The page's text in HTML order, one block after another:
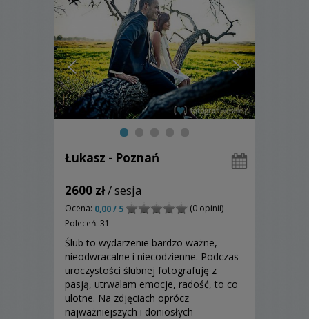
Łukasz - Poznań
2600 zł/ sesja
Ocena: 0,00 / 5
(0 opinii)
Poleceń: 31
Ślub to wydarzenie bardzo ważne,
nieodwracalne i niecodzienne. Podczas
uroczystości ślubnej fotografuję z
pasją, utrwalam emocje, radość, to co
ulotne. Na zdjęciach oprócz
najważniejszych i doniosłych